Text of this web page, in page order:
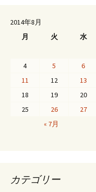
稿
ナ
ビ
ゲ
シ
2014年8月
月
火 水
4
5 6
11
12 13
18
19 20
25
26 27
« 7月
カテゴリー